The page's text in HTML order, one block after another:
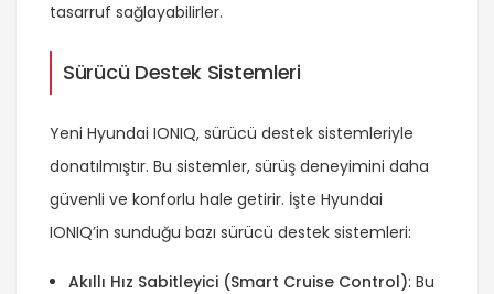
tasarruf sağlayabilirler.
Sürücü Destek Sistemleri
Yeni Hyundai IONIQ, sürücü destek sistemleriyle
donatılmıştır. Bu sistemler, sürüş deneyimini daha
güvenli ve konforlu hale getirir. İşte Hyundai
IONIQ’in sunduğu bazı sürücü destek sistemleri:
Akıllı Hız Sabitleyici (Smart Cruise Control): Bu